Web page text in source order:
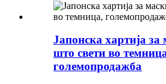
Јапонска хартија
што свети во
големопродажба